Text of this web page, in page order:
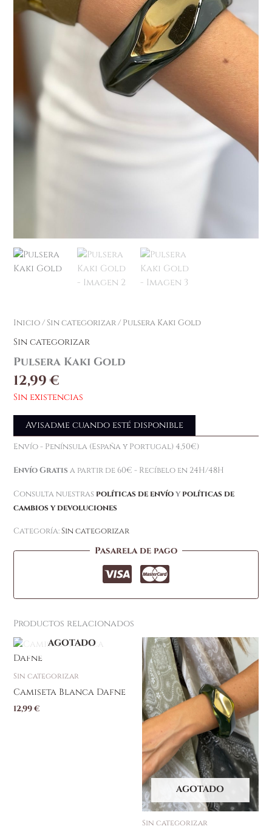
Inicio/Sin categorizar/ Pulsera Kaki Gold
Sin categorizar
Pulsera Kaki Gold
12,99€
Sin existencias
Avisadme cuando esté disponible
Envío - Península (España y Portugal) 4,50€)
Envío Gratis a partir de 60€ - Recíbelo en 24H/48H
Consulta nuestras políticas de envíoy políticas de
cambios y devoluciones
Categoría:Sin categorizar
Pasarela de pago
Productos relacionados
AGOTADO
Sin categorizar
Camiseta Blanca Dafne
12,99€
AGOTADO
Sin categorizar